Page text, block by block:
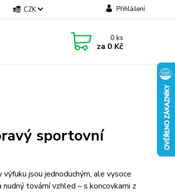
CZK Přihlášení
0ks
za 0 Kč
sportovní
jsou jednoduchým, ale vysoce
tovární vzhled – s koncovkami z